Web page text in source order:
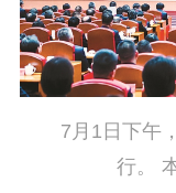
江苏
主题宣传
记者
7月1日下午，
行。